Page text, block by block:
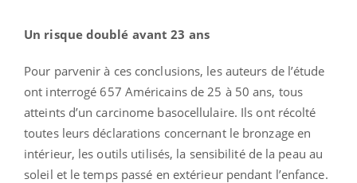
Un risque doublé avant 23 ans
Pour parvenir à ces conclusions, les auteurs de l’étude
ont interrogé 657 Américains de 25 à 50 ans, tous
atteints d’un carcinome basocellulaire. Ils ont récolté
toutes leurs déclarations concernant le bronzage en
intérieur, les outils utilisés, la sensibilité de la peau au
soleil et le temps passé en extérieur pendant l’enfance.